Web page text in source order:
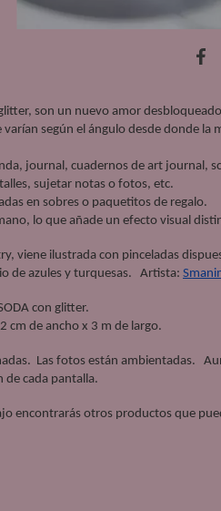
son un nuevo amor
según el ángulo desde donde la
journal, cuadernos de art journal,
sujetar notas o fotos, etc.
en sobres o paquetitos de regalo.
lo que añade un efecto visual
viene ilustrada con pinceladas
de azules y turquesas.   Artista:
con glitter.
cm de ancho x 3 m de largo.
Las fotos están ambientadas.
de cada pantalla.
encontrarás otros productos que